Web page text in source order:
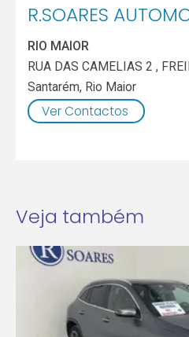
R.SOARES
RIO MAIOR
RUA DAS CAMELIAS 2 ,
Santarém, Rio Maior
Ver Contactos
Veja também